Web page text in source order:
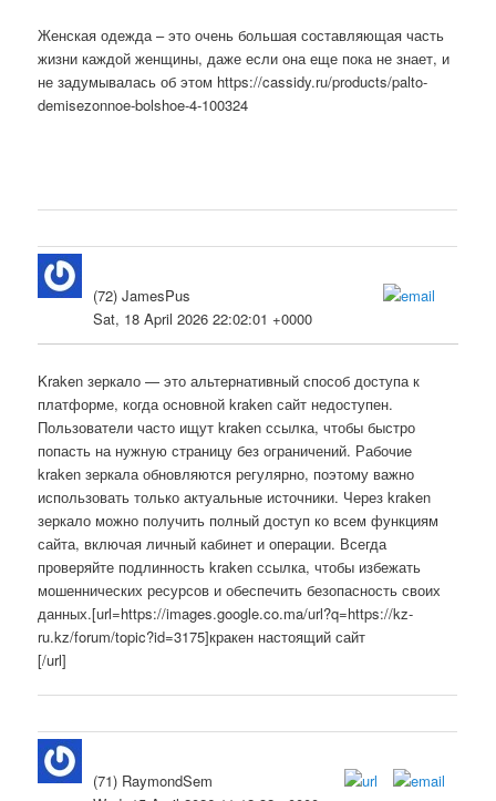
Женская одежда – это очень большая составляющая часть
жизни каждой женщины, даже если она еще пока не знает, и
не задумывалась об этом https://cassidy.ru/products/palto-
demisezonnoe-bolshoe-4-100324
(72) JamesPus
Sat, 18 April 2026 22:02:01 +0000
Kraken зеркало — это альтернативный способ доступа к
платформе, когда основной kraken сайт недоступен.
Пользователи часто ищут kraken ссылка, чтобы быстро
попасть на нужную страницу без ограничений. Рабочие
kraken зеркала обновляются регулярно, поэтому важно
использовать только актуальные источники. Через kraken
зеркало можно получить полный доступ ко всем функциям
сайта, включая личный кабинет и операции. Всегда
проверяйте подлинность kraken ссылка, чтобы избежать
мошеннических ресурсов и обеспечить безопасность своих
данных.[url=https://images.google.co.ma/url?q=https://kz-
ru.kz/forum/topic?id=3175]кракен настоящий сайт
[/url]
(71) RaymondSem